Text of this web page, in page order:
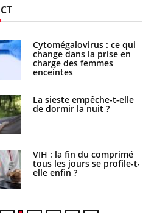
Cytomégalovirus : ce qui
change dans la prise en
charge des femmes
enceintes
La sieste empêche-t-elle
de dormir la nuit ?
VIH : la fin du comprimé
tous les jours se profile-t-
elle enfin ?